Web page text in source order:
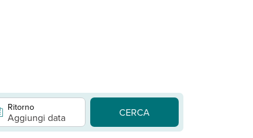
Ritorno
Aggiungi data CERCA